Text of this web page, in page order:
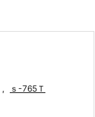
, ｓ-765Ｔ